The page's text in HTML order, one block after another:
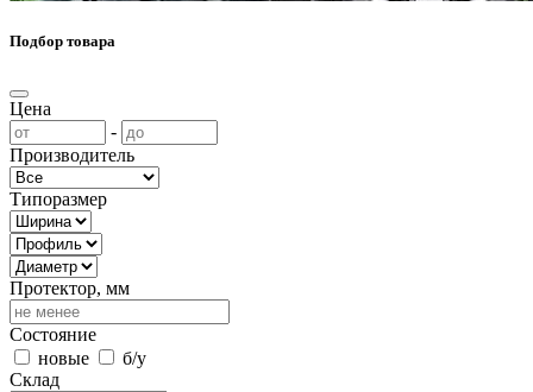
Подбор товара
Цена
-
Производитель
Типоразмер
Протектор, мм
Состояние
новые
б/у
Склад